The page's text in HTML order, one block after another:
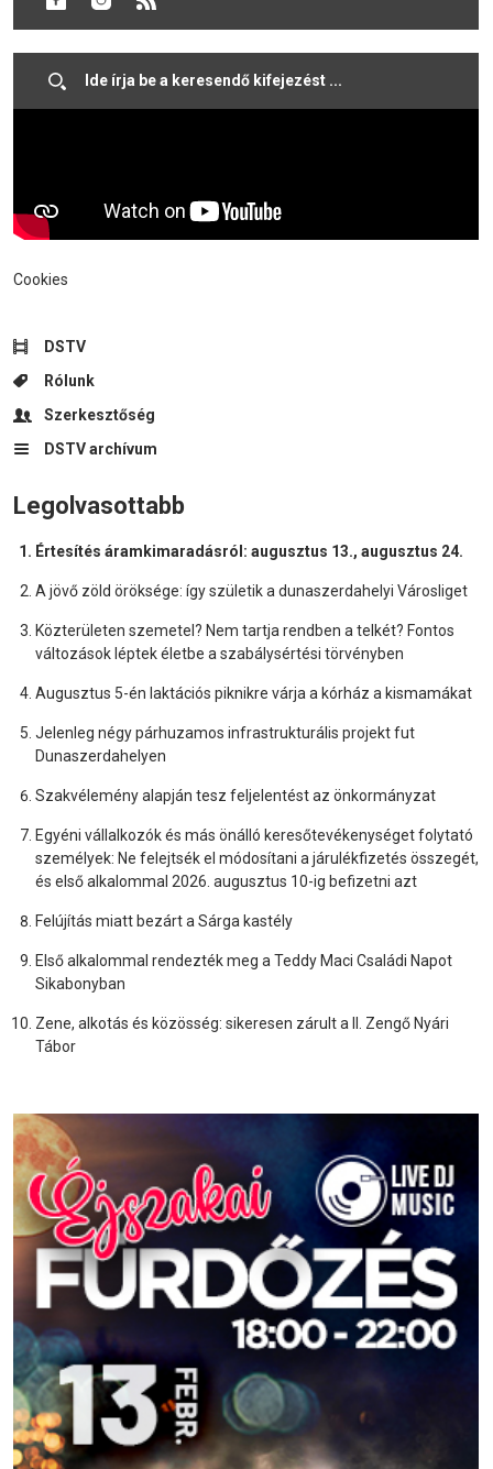
Cookies
DSTV
Rólunk
Szerkesztőség
DSTV archívum
Legolvasottabb
Értesítés áramkimaradásról: augusztus 13., augusztus 24.
A jövő zöld öröksége: így születik a dunaszerdahelyi Városliget
Közterületen szemetel? Nem tartja rendben a telkét? Fontos
változások léptek életbe a szabálysértési törvényben
Augusztus 5-én laktációs piknikre várja a kórház a kismamákat
Jelenleg négy párhuzamos infrastrukturális projekt fut
Dunaszerdahelyen
Szakvélemény alapján tesz feljelentést az önkormányzat
Egyéni vállalkozók és más önálló keresőtevékenységet folytató
személyek: Ne felejtsék el módosítani a járulékfizetés összegét,
és első alkalommal 2026. augusztus 10-ig befizetni azt
Felújítás miatt bezárt a Sárga kastély
Első alkalommal rendezték meg a Teddy Maci Családi Napot
Sikabonyban
Zene, alkotás és közösség: sikeresen zárult a II. Zengő Nyári
Tábor